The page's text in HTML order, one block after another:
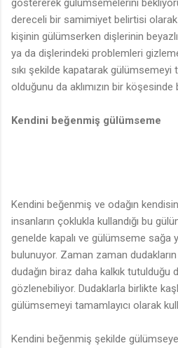
dereceli bir samimiyet belirtisi olarak
kişinin gülümserken dişlerinin
ya da dişlerindeki problemleri
sıkı şekilde kapatarak
olduğunu da aklımızın bir
Kendini beğenmiş gülümseme
Kendini beğenmiş ve odağın
insanların çoklukla kullandığı bu
genelde kapalı ve gülümseme
bulunuyor. Zaman zaman
dudağın biraz daha kalkık tutulduğu
gözlenebiliyor. Dudaklarla birlikte
gülümsemeyi tamamlayıcı olarak
Kendini beğenmiş şekilde